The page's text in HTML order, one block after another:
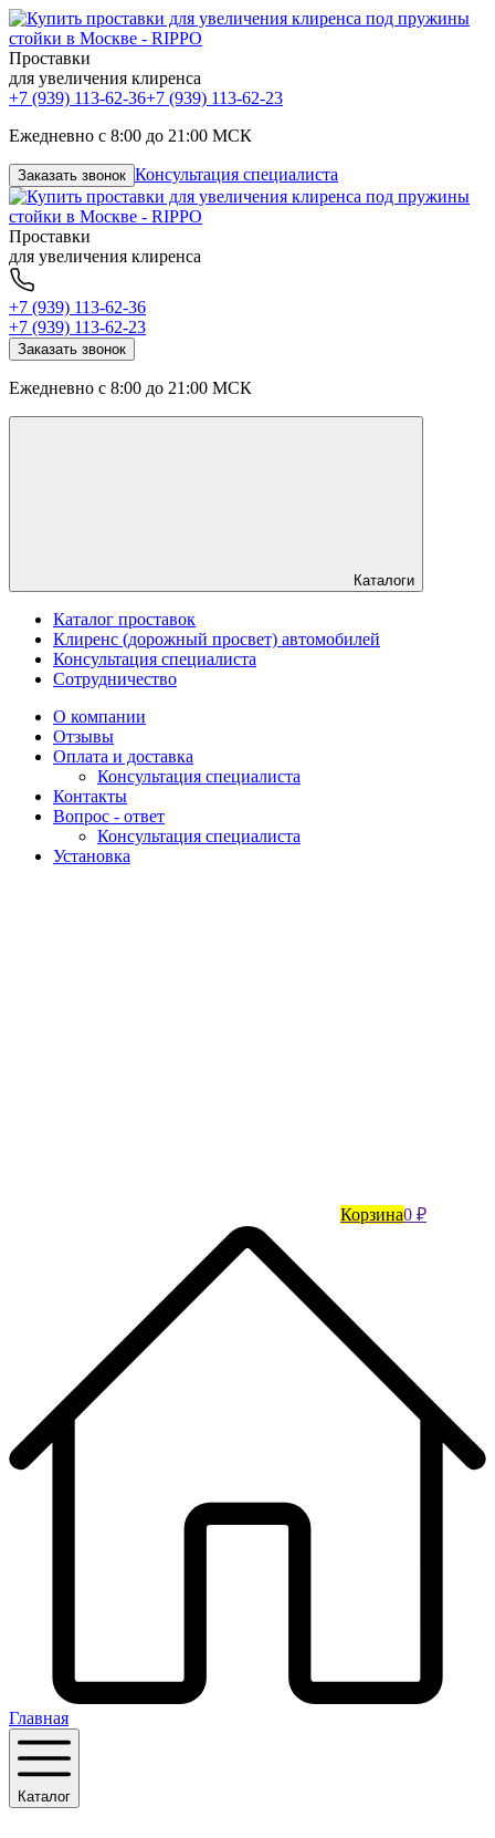
Проставки
для увеличения клиренса
+7 (939) 113-62-36+7 (939) 113-62-23
Ежедневно с 8:00 до 21:00 МСК
Заказать звонок Консультация специалиста
Проставки
для увеличения клиренса
+7 (939) 113-62-36
+7 (939) 113-62-23
Заказать звонок
Ежедневно с 8:00 до 21:00 МСК
Каталоги
Каталог проставок
Клиренс (дорожный просвет) автомобилей
Консультация специалиста
Сотрудничество
О компании
Отзывы
Оплата и доставка
Консультация специалиста
Контакты
Вопрос - ответ
Консультация специалиста
Установка
Корзина0 ₽
Главная
Каталог